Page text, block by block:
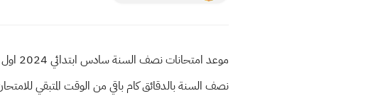
نصف السنة بالدقائق كام باقي من الوقت المتبقي